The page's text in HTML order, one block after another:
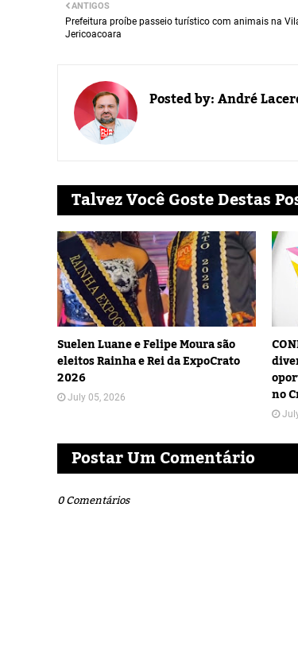
ANTIGOS
Prefeitura proíbe passeio turístico com animais na
Jericoacoara
Posted by:André
Talvez Você Goste Destas
Suelen Luane e Felipe Moura são
eleitos Rainha e Rei da ExpoCrato
2026
July 05, 2026 no
Postar Um Comentário
0 Comentários